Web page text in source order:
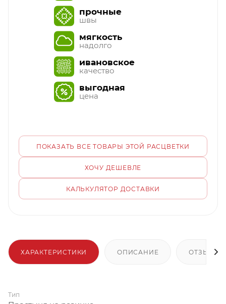
прочные
швы
мягкость
надолго
ивановское
качество
выгодная
цена
ПОКАЗАТЬ ВСЕ ТОВАРЫ ЭТОЙ РАСЦВЕТКИ
ХОЧУ ДЕШЕВЛЕ
КАЛЬКУЛЯТОР ДОСТАВКИ
ХАРАКТЕРИСТИКИ ОПИСАНИЕ ОТЗЫВЫ
Тип